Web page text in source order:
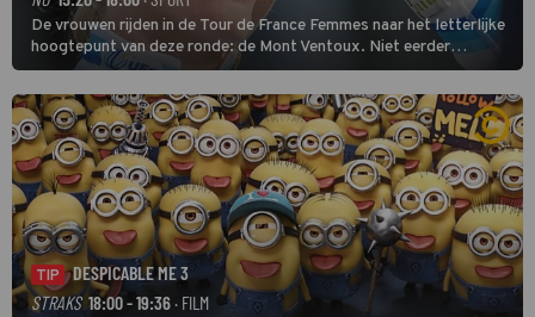
De vrouwen rijden in de Tour de France Femmes naar het letterlijke
hoogtepunt van deze ronde: de Mont Ventoux. Niet eerder
finishten de vrouwen voor deze koers op deze kale col uit de
buitencategorie. De aanloop naar de slotklim is vlak.
TIP
DESPICABLE ME 3
STRAKS 18:00 - 19:36· FILM